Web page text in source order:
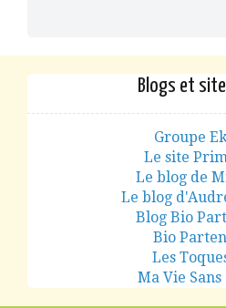
Blogs et
Groupe
Le site
Le blog de
Le blog
Blog Bio
Bio
Les
Ma Vie